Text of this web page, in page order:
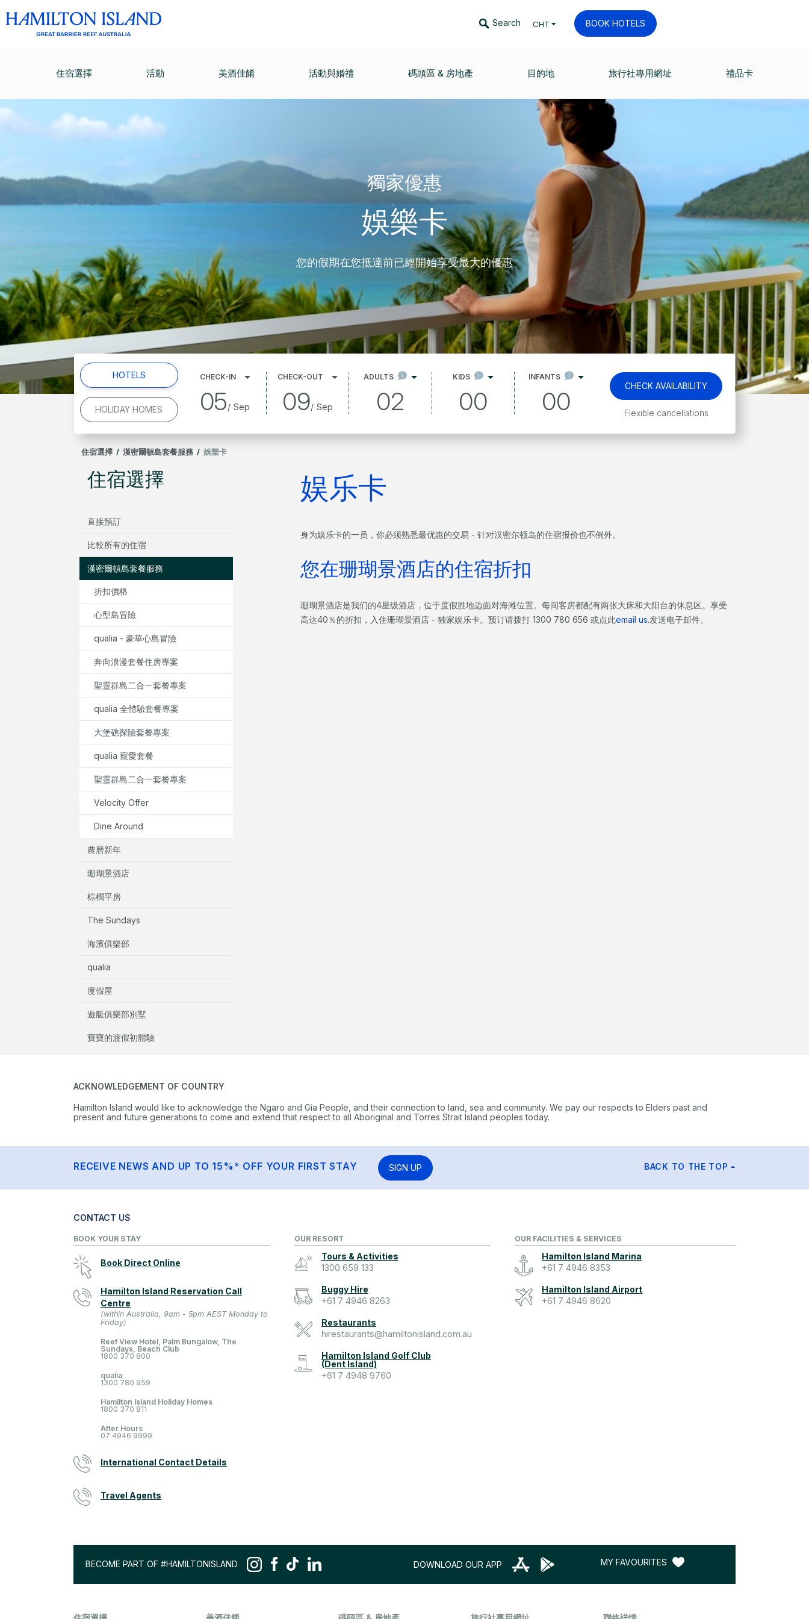
Search CHT BOOK HOTELS
住宿選擇 活動 美酒佳餚 活動與婚禮 碼頭區 & 房地產 目的地 旅行社專用網址 禮品卡
獨家優惠
娛樂卡
您的假期在您抵達前已經開始享受最大的優惠
HOTELS
HOLIDAY HOMES
CHECK-IN
05/ Sep
CHECK-OUT
09/ Sep
ADULTS
02
KIDS
00
INFANTS
00
CHECK AVAILABILITY
Flexible cancellations
住宿選擇 / 漢密爾頓島套餐服務 / 娛樂卡
住宿選擇
直接預訂
比較所有的住宿
漢密爾頓島套餐服務
折扣價格
心型島冒險
qualia - 豪華心島冒險
奔向浪漫套餐住房專案
聖靈群島二合一套餐專案
qualia 全體驗套餐專案
大堡礁探險套餐專案
qualia 寵愛套餐
聖靈群島二合一套餐專案
Velocity Offer
Dine Around
農曆新年
珊瑚景酒店
棕櫚平房
The Sundays
海濱俱樂部
qualia
度假屋
遊艇俱樂部別墅
寶寶的渡假初體驗
娱乐卡
身为娱乐卡的一员，你必须熟悉最优惠的交易 - 针对汉密尔顿岛的住宿报价也不例外。
您在珊瑚景酒店的住宿折扣
珊瑚景酒店是我们的4星级酒店，位于度假胜地边面对海滩位置。每间客房都配有两张大床和大阳台的休息区。享受
高达40％的折扣，入住珊瑚景酒店 - 独家娱乐卡。预订请拨打 1300 780 656 或点此email us.发送电子邮件。
ACKNOWLEDGEMENT OF COUNTRY
Hamilton Island would like to acknowledge the Ngaro and Gia People, and their connection to land, sea and community. We pay our respects to Elders past and
present and future generations to come and extend that respect to all Aboriginal and Torres Strait Island peoples today.
RECEIVE NEWS AND UP TO 15%* OFF YOUR FIRST STAY SIGN UP BACK TO THE TOP
CONTACT US
BOOK YOUR STAY
Book Direct Online
Hamilton Island Reservation Call
Centre
(within Australia, 9am - 5pm AEST Monday to
Friday)
Reef View Hotel, Palm Bungalow, The
Sundays, Beach Club
1800 370 800
qualia
1300 780 959
Hamilton Island Holiday Homes
1800 370 811
After Hours
07 4946 9999
International Contact Details
Travel Agents
OUR RESORT
Tours & Activities
1300 659 133
Buggy Hire
+61 7 4946 8263
Restaurants
hirestaurants@hamiltonisland.com.au
Hamilton Island Golf Club
(Dent Island)
+61 7 4948 9760
OUR FACILITIES & SERVICES
Hamilton Island Marina
+61 7 4946 8353
Hamilton Island Airport
+61 7 4946 8620
BECOME PART OF #HAMILTONISLAND DOWNLOAD OUR APP MY FAVOURITES